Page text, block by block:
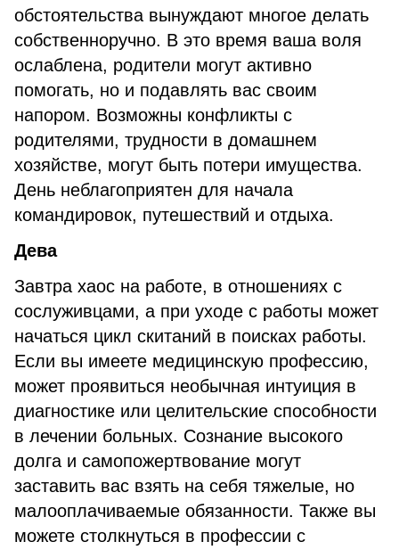
обстоятельства вынуждают многое делать
собственноручно. В это время ваша воля
ослаблена, родители могут активно
помогать, но и подавлять вас своим
напором. Возможны конфликты с
родителями, трудности в домашнем
хозяйстве, могут быть потери имущества.
День неблагоприятен для начала
командировок, путешествий и отдыха.
Дева
Завтра хаос на работе, в отношениях с
сослуживцами, а при уходе с работы может
начаться цикл скитаний в поисках работы.
Если вы имеете медицинскую профессию,
может проявиться необычная интуиция в
диагностике или целительские способности
в лечении больных. Сознание высокого
долга и самопожертвование могут
заставить вас взять на себя тяжелые, но
малооплачиваемые обязанности. Также вы
можете столкнуться в профессии с